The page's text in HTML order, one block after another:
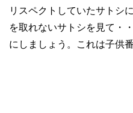
リスペクトしていたサトシ
を取れないサトシを見て・
にしましょう。これは子供